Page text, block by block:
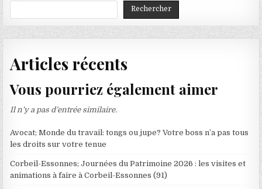
Rechercher
Articles récents
Vous pourriez également aimer
Il n’y a pas d’entrée similaire.
Avocat; Monde du travail: tongs ou jupe? Votre boss n’a pas tous
les droits sur votre tenue
Corbeil-Essonnes; Journées du Patrimoine 2026 : les visites et
animations à faire à Corbeil-Essonnes (91)